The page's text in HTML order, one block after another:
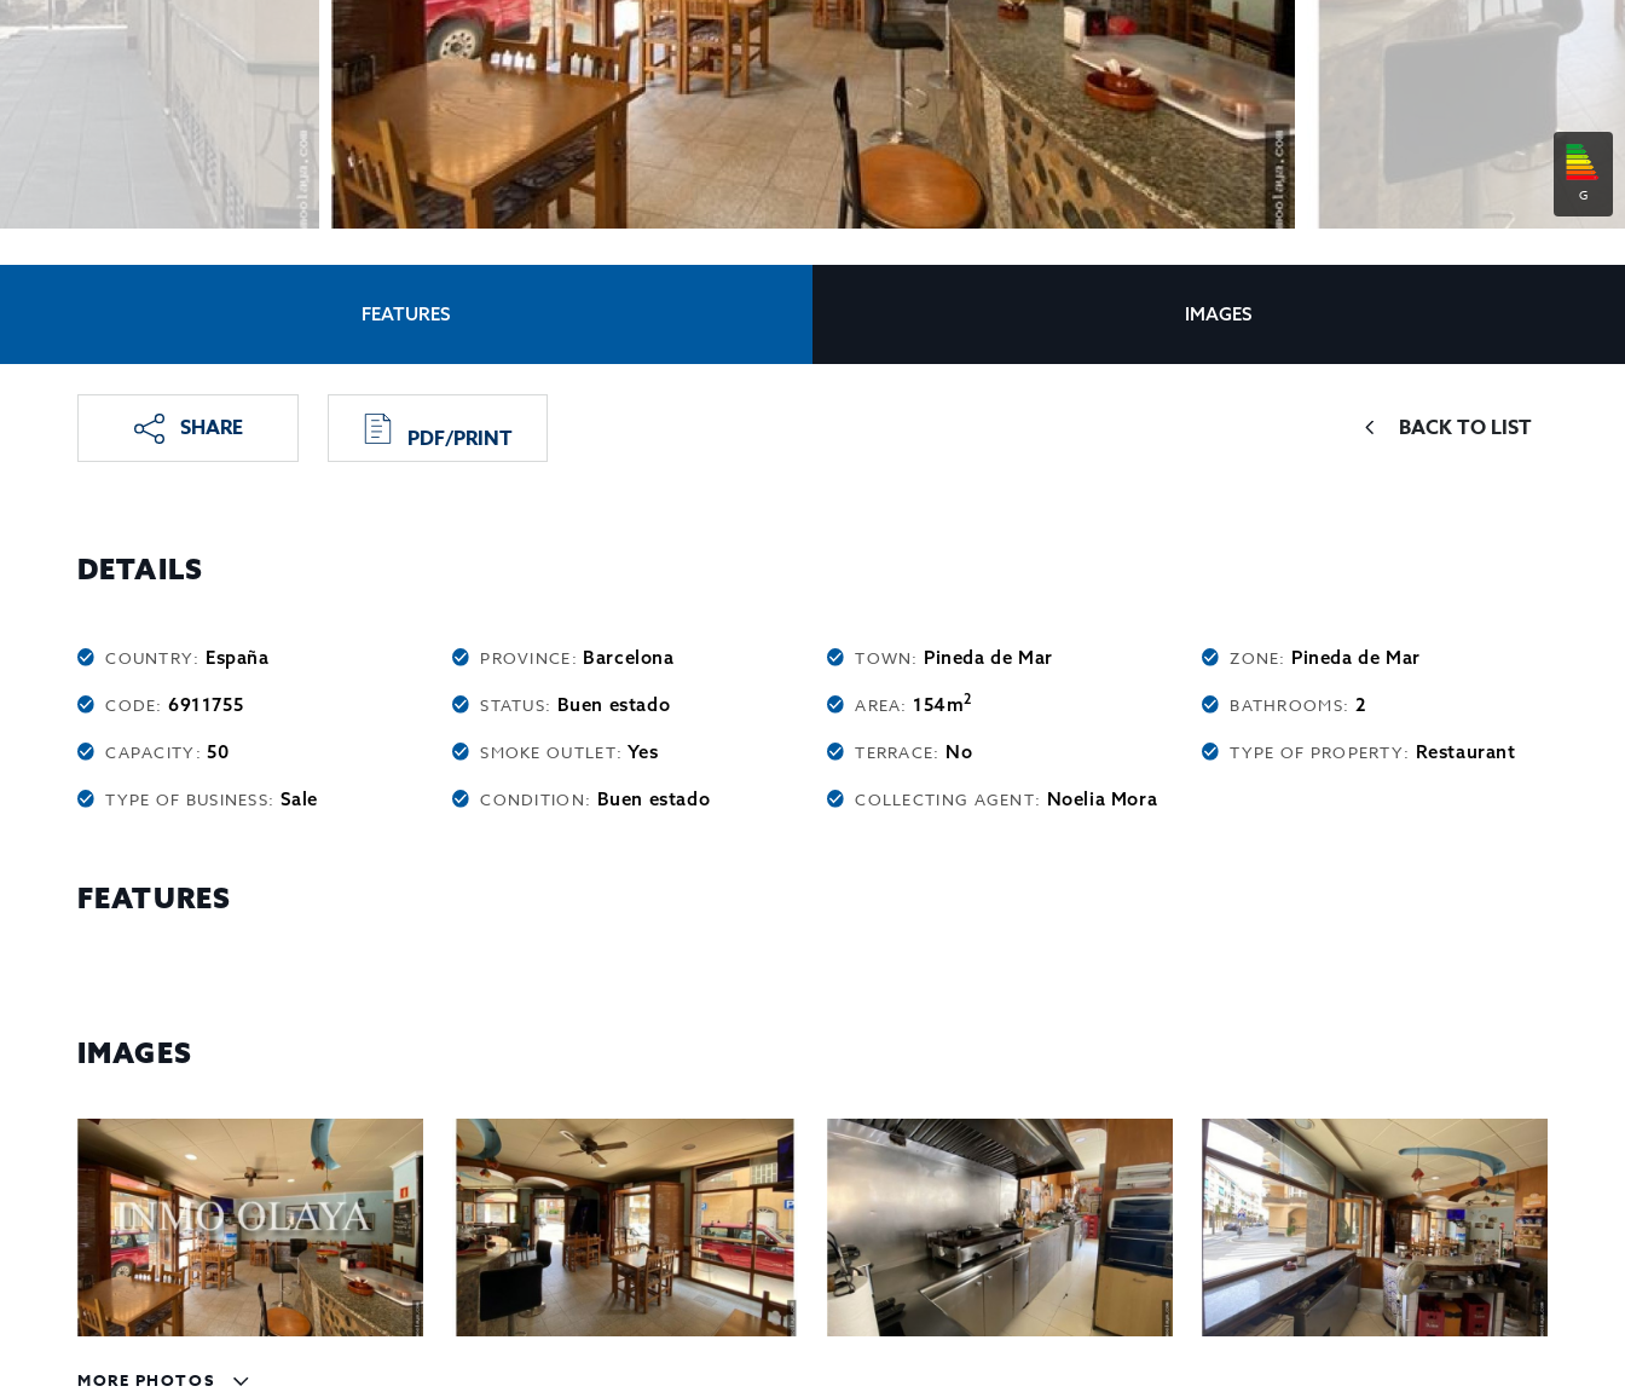
G
FEATURES IMAGES
SHARE PDF/PRINT BACK TO LIST
DETAILS
COUNTRY: España PROVINCE: Barcelona TOWN: Pineda de Mar ZONE: Pineda de Mar
CODE:6911755 STATUS: Buen estado AREA: 154m2 BATHROOMS: 2
CAPACITY:50 SMOKE OUTLET:Yes TERRACE: No TYPE OF PROPERTY: Restaurant
TYPE OF BUSINESS: Sale CONDITION: Buen estado COLLECTING AGENT: Noelia Mora
FEATURES
IMAGES
MORE PHOTOS